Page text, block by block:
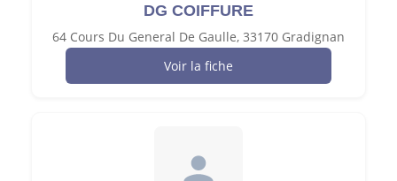
DG COIFFURE
64 Cours Du General De Gaulle, 33170 Gradignan
Voir la fiche